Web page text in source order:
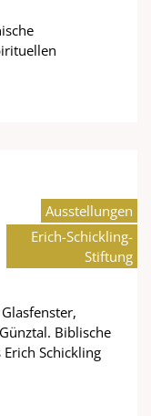
Biblische
Schickling
Ausstellungen
Erich-Schickling-
Stiftung